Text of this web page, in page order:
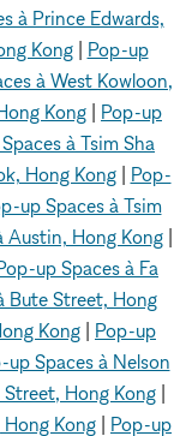
à Prince Edwards,
Kong| Pop-up
à West Kowloon,
Kong
Pop-up
à Tsim Sha
Hong Kong| Pop-
up Spaces à Tsim
Austin, Hong Kong|
up Spaces à Fa
Bute Street, Hong
Kong
Pop-up
up Spaces à Nelson
Hong Kong
Kong
Pop-up